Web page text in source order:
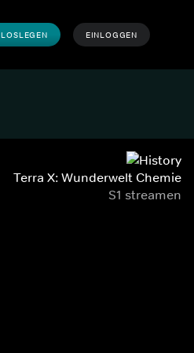
LOSLEGEN EINLOGGEN
Terra X: Wunderwelt Chemie
S1 streamen